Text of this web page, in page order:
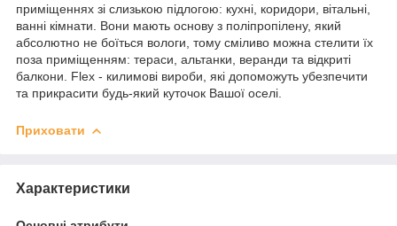
приміщеннях зі слизькою підлогою: кухні, коридори, вітальні,
ванні кімнати. Вони мають основу з поліпропілену, який
абсолютно не боїться вологи, тому сміливо можна стелити їх
поза приміщенням: тераси, альтанки, веранди та відкриті
балкони. Flex - килимові вироби, які допоможуть убезпечити
та прикрасити будь-який куточок Вашої оселі.
Приховати
Характеристики